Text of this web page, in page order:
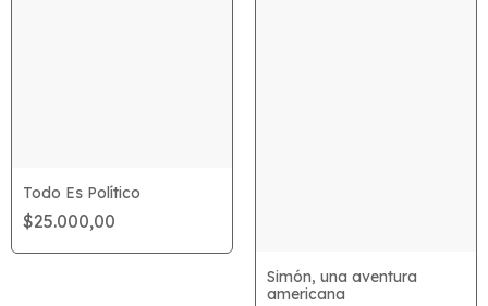
Todo Es Político
$25.000,00
Simón, una aventura
americana